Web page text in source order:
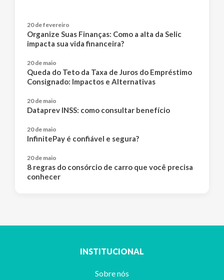
20 de fevereiro
Organize Suas Finanças: Como a alta da Selic
impacta sua vida financeira?
20 de maio
Queda do Teto da Taxa de Juros do Empréstimo
Consignado: Impactos e Alternativas
20 de maio
Dataprev INSS: como consultar benefício
20 de maio
InfinitePay é confiável e segura?
20 de maio
8 regras do consórcio de carro que você precisa
conhecer
INSTITUCIONAL
Sobre nós